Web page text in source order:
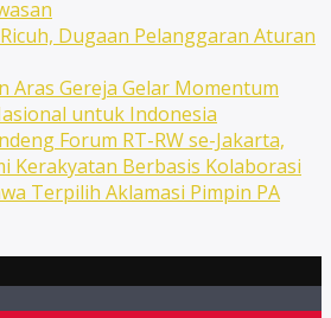
Dugaan Pelanggaran Aturan
Aras Gereja Gelar Momentum
untuk Indonesia
Forum RT-RW se-Jakarta,
Kerakyatan Berbasis Kolaborasi
Terpilih Aklamasi Pimpin PA